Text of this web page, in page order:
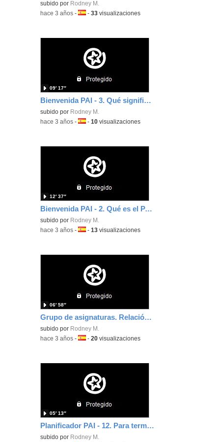
subido por Rodney M.
-hace 3 años -Idioma:
-33 visualizaciones
Bienvenida PAI - 3. Qué significa ser centro PAI
subido por Rodney M.
09′ 17″
-hace 3 años -Idioma:
-10 visualizaciones
Bienvenida PAI - 2. Qué es el PAI y la OBI
subido por Rodney M.
12′ 37″
-hace 3 años -Idioma:
-13 visualizaciones
Grupo de asignaturas. Relación de planificadores
subido por Rodney M.
06′ 58″
-hace 3 años -Idioma:
-20 visualizaciones
Planificador PAI - 12. Para terminar
subido por Rodney M.
05′ 13″